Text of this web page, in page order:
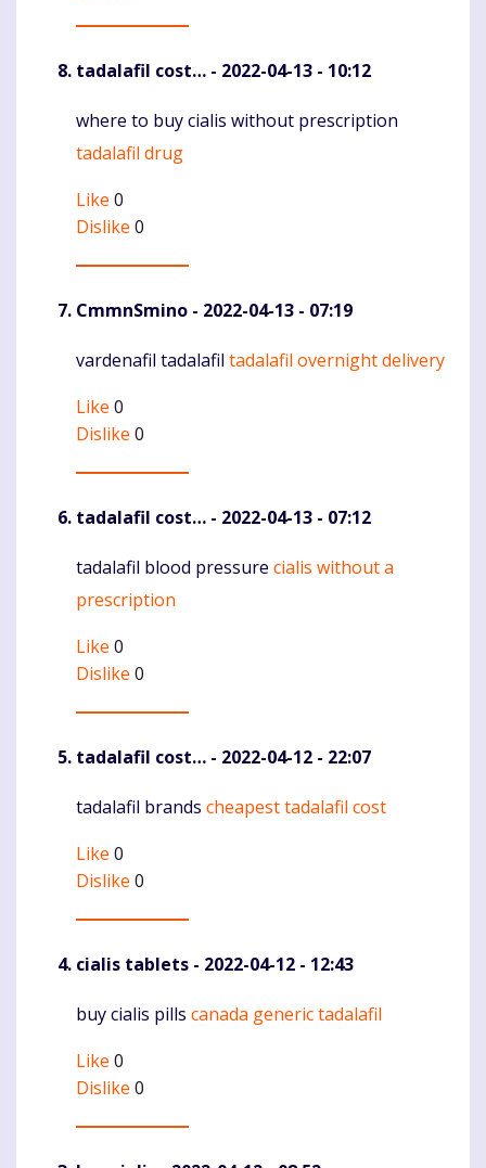
tadalafil cost… - 2022-04-13 - 10:12
Komentaras
where to buy cialis without prescription
tadalafil drug
Like 0
Dislike 0
CmmnSmino - 2022-04-13 - 07:19
Komentaras
vardenafil tadalafil tadalafil overnight delivery
Like 0
Dislike 0
tadalafil cost… - 2022-04-13 - 07:12
Komentaras
tadalafil blood pressure cialis without a
prescription
Like 0
Dislike 0
tadalafil cost… - 2022-04-12 - 22:07
Komentaras
tadalafil brands cheapest tadalafil cost
Like 0
Dislike 0
cialis tablets - 2022-04-12 - 12:43
Komentaras
buy cialis pills canada generic tadalafil
Like 0
Dislike 0